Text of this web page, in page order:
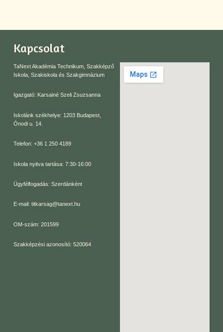
Kapcsolat
TaNext Akadémia Technikum, Szakképző
Iskola, Szakiskola és Szakgimnázium
Igazgató: Karsainé Szeli Zsuzsanna
Iskolánk székhelye: 1203 Budapest,
Ónodi u. 14.
Telefon: +36 1 250 4189
Iskola nyitva tartása: 7:30-16:00
Ügyfélfogadás: Szerdánként
E-mail: titkarsag@tanext.hu
OM-szám: 201599
Szakképzési azonosító: 520064